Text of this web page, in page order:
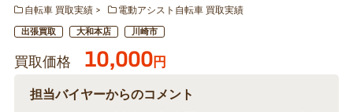
自転車 買取実績
電動アシスト自転車 買取実績
出張買取 大和本店 川崎市
買取価格 10,000円
担当バイヤーからのコメント